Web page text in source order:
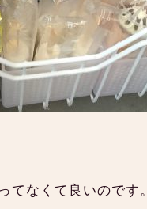
てなくて良いのです。